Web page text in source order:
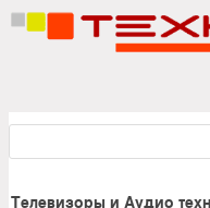
Телевизоры и Аудио